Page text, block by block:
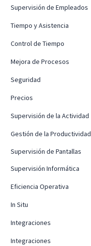
Supervisión de Empleados
Tiempo y Asistencia
Control de Tiempo
Mejora de Procesos
Seguridad
Precios
Supervisión de la Actividad
Gestión de la Productividad
Supervisión de Pantallas
Supervisión Informática
Eficiencia Operativa
In Situ
Integraciones
Integraciones